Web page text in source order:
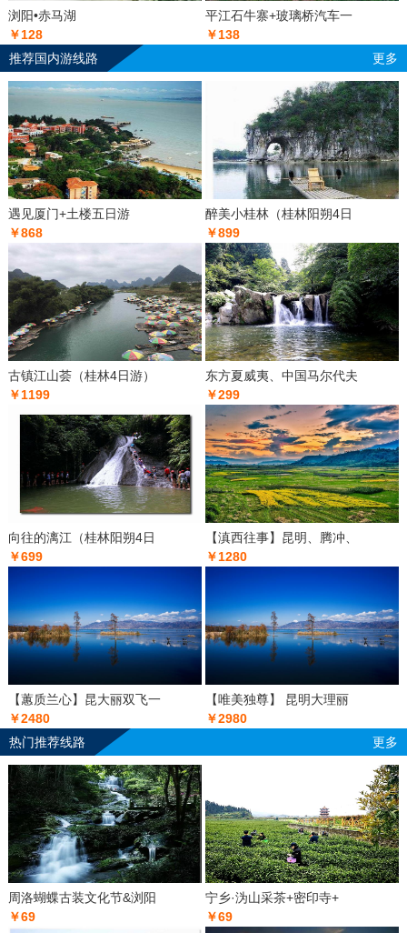
浏阳•赤马湖
￥128
平江石牛寨+玻璃桥汽车一
￥138
推荐国内游线路
更多
遇见厦门+土楼五日游
￥868
醉美小桂林（桂林阳朔4日
￥899
古镇江山荟（桂林4日游）
￥1199
东方夏威夷、中国马尔代夫
￥299
向往的漓江（桂林阳朔4日
￥699
【滇西往事】昆明、腾冲、
￥1280
【蕙质兰心】昆大丽双飞一
￥2480
【唯美独尊】 昆明大理丽
￥2980
热门推荐线路
更多
周洛蝴蝶古装文化节&浏阳
￥69
宁乡·沩山采茶+密印寺+
￥69